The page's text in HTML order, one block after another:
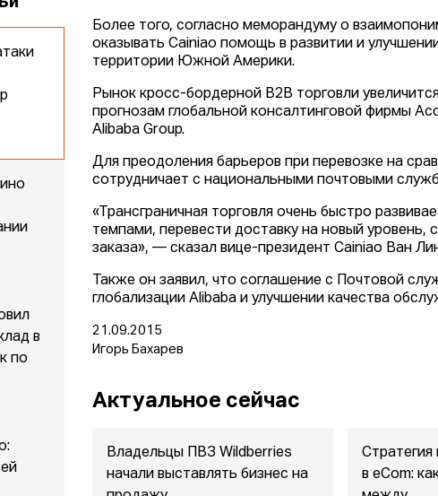
Более того, согласно меморандуму о
оказывать Cainiao помощь в развитии и
территории Южной Америки.
Рынок кросс-бордерной B2B торговли
прогнозам глобальной консалтинговой фирмы
Alibaba Group.
Для преодоления барьеров при перевозке на
сотрудничает с национальными почтовыми
«Трансграничная торговля очень быстро
темпами, перевести доставку на новый уровень,
заказа», — сказал вице-президент Cainiao Ван
Также он заявил, что соглашение с Почтовой
глобализации Alibaba и улучшении качества
21.09.2015
Игорь Бахарев
Актуальное сейчас
Владельцы ПВЗ Wildberries
начали выставлять бизнес на
Стратегия
в eСom:
в
по